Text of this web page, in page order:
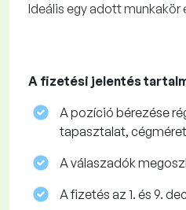
Ideális egy adott munkakör
A fizetési jelentés
A pozíció bérezése
tapasztalat,
A válaszadók
A fizetés az 1. és 9.